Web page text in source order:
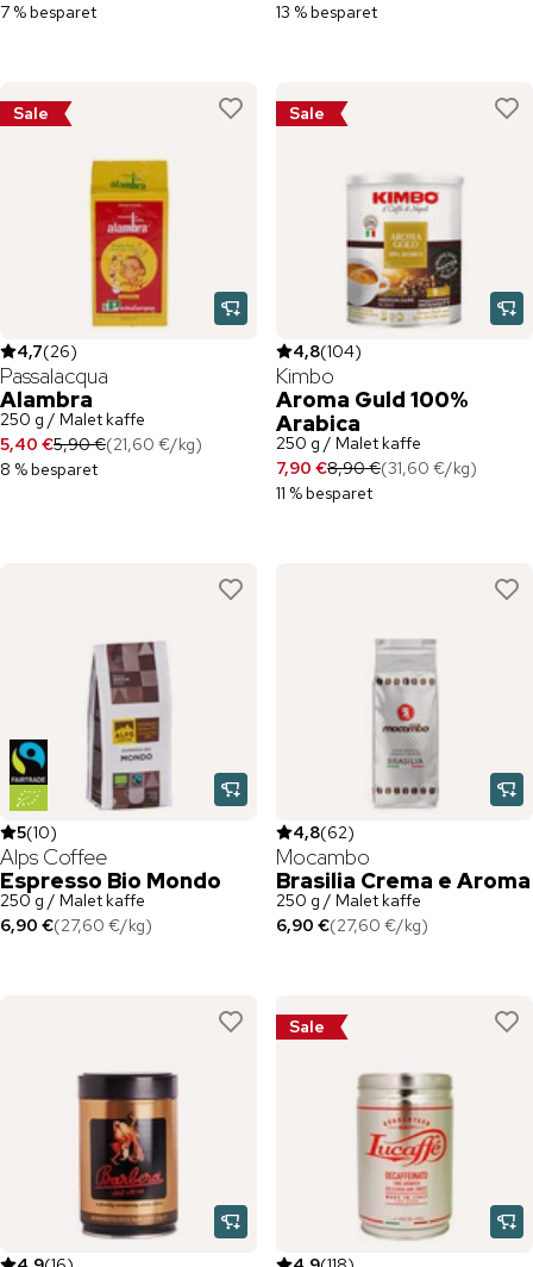
7 % besparet
13 % besparet
Sale
4,7(26)
Passalacqua
Alambra
250 g / Malet kaffe
5,40 €5,90 €(21,60 €/kg)
8 % besparet
Sale
4,8(104)
Kimbo
Aroma Guld 100%
Arabica
250 g / Malet kaffe
7,90 €8,90 €(31,60 €/kg)
11 % besparet
5(10)
Alps Coffee
Espresso Bio Mondo
250 g / Malet kaffe
6,90 €(27,60 €/kg)
4,8(62)
Mocambo
Brasilia Crema e Aroma
250 g / Malet kaffe
6,90 €(27,60 €/kg)
Sale